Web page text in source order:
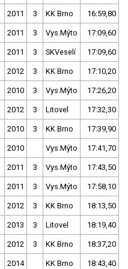
2011 3 KK Brno 16:59,80
2011 3 Vys.Mýto 17:09,60
2011 3 SKVeselí 17:09,60
2012 3 KK Brno 17:10,20
2010 3 Vys.Mýto 17:26,20
2012 3 Litovel 17:32,30
2010 3 KK Brno 17:39,90
2010 Vys.Mýto 17:41,70
2011 3 Vys.Mýto 17:43,50
2011 3 Vys.Mýto 17:58,10
2012 3 KK Brno 18:13,50
2013 3 Litovel 18:19,40
2012 3 KK Brno 18:37,20
2014 KK Brno 18:43,40